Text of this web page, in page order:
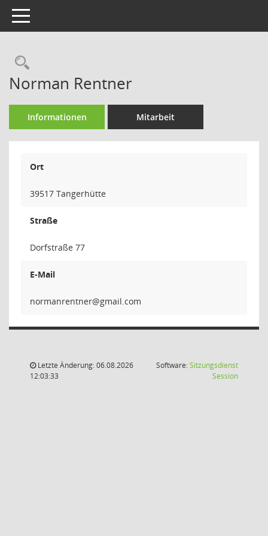
Toggle navigation
Rechercheauswahl
Norman Rentner
Informationen Mitarbeit
Ort
39517 Tangerhütte
Straße
Dorfstraße 77
E-Mail
rentne
Letzte Änderung: 06.08.2026
12:03:33
Software:Sitzungsdienst
Session(Wird in